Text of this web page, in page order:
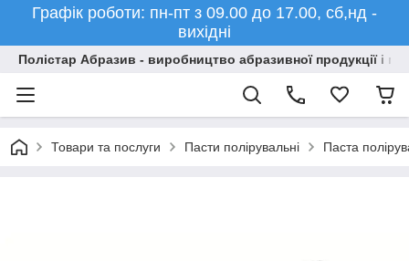
Графік роботи: пн-пт з 09.00 до 17.00, сб,нд -
вихідні
Полістар Абразив - виробництво абразивної продукції і
Товари та послуги Пасти полірувальні Паста